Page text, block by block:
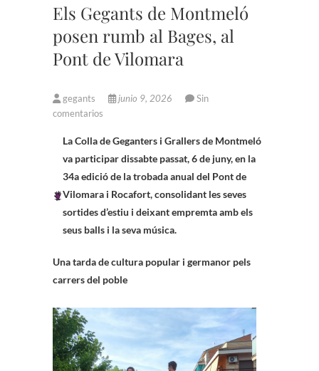
Els Gegants de Montmeló
posen rumb al Bages, al
Pont de Vilomara
gegants junio 9, 2026
Sin
comentarios
La Colla de Geganters i Grallers de Montmeló
va participar dissabte passat, 6 de juny, en la
34a edició de la trobada anual del Pont de
Vilomara i Rocafort, consolidant les seves
sortides d’estiu i deixant empremta amb els
seus balls i la seva música.
Una tarda de cultura popular i germanor pels
carrers del poble